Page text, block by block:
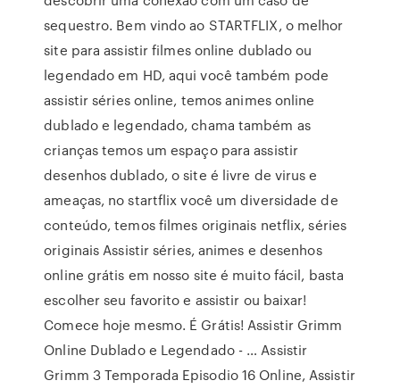
sequestro. Bem vindo ao STARTFLIX, o melhor
site para assistir filmes online dublado ou
legendado em HD, aqui você também pode
assistir séries online, temos animes online
dublado e legendado, chama também as
crianças temos um espaço para assistir
desenhos dublado, o site é livre de virus e
ameaças, no startflix você um diversidade de
conteúdo, temos filmes originais netflix, séries
originais Assistir séries, animes e desenhos
online grátis em nosso site é muito fácil, basta
escolher seu favorito e assistir ou baixar!
Comece hoje mesmo. É Grátis! Assistir Grimm
Online Dublado e Legendado - … Assistir
Grimm 3 Temporada Episodio 16 Online, Assistir